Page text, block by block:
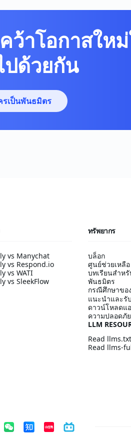
ว้าโอกาสให
ปด้วยกัน
รเป็นพันธมิตร
vs Manychat
vs Respond.io
vs WATI
vs SleekFlow
ทรัพยากร
บล็อก
ศูนย์ช่วยเหลือ
บทเรียนสำห
พันธมิตร
กรณีศึกษาขอ
แนะนำและรั
ดาวน์โหลดแ
ความปลอดภั
LLM
Read llms.txt
Read llms-